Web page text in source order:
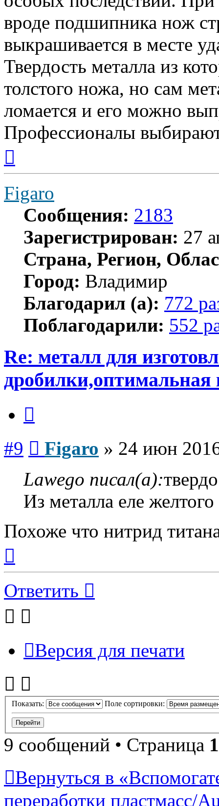
вроде подшипника нож
выкрашивается в месте
Твердость металла из
толстого ножа, но сам
ломается и его можно
Профессионалы
началу
Figaro
Сообщения: 2183
Зарегистрирован: 27
Страна, Регион,
Город: Владимир
Благодарил (а): 772
Поблагодарили: 552
Re: металл для
дробилки,оптимальная
#9 Figaro » 24 июн
Lawego писал(а):
Из металла еле желтого
Похоже что нитрид
началу
Ответить
Версия для печати
Показать: Поле сортировки:
9 сообщений • Страница 1
Вернуться в
переработки пластмасс/